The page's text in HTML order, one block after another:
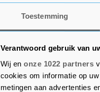
Toestemming
Verantwoord gebruik van
Wij en onze 1022 partners
cookies om informatie op
metingen aan advertenties